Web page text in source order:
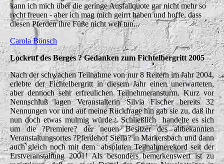
kann ich mich über die geringe Ausfallquote gar nicht mehr so
recht freuen - aber ich mag mich geirrt haben und hoffe, dass
diesen Pferden ihre Füße nicht weh tun...
Carola Bönsch
Lockruf des Berges ? Gedanken zum Fichtelbergritt 2005
Nach der schwachen Teilnahme von nur 8 Reitern im Jahr 2004,
erlebte der Fichtelbergritt in diesem Jahr einen unerwarteten,
aber dennoch sehr erfreulichen Teilnehmeransturm. Kurz vor
Nennschluß lagen Veranstalterin Silvia Fischer bereits 32
Nennungen vor und auf meine Rückfrage hin gab sie zu, daß ihr
nun doch etwas mulmig würde... Schließlich handelte es sich
um die ?Premiere? der neuen Besitzer des altbekannten
Veranstaltungsortes ?Pferdehof Stella? in Markersbach und dann
auch gleich noch mit dem absoluten Teilnahmerekord seit der
Erstveranstaltung 2001! Als besonders bemerkenswert ist zu